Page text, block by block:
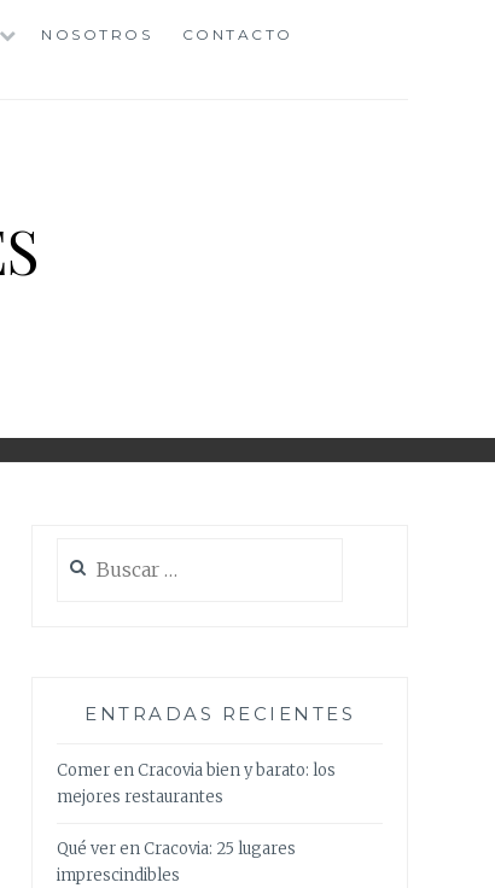
NOSOTROS
CONTACTO
ENTRADAS RECIENTES
Comer en Cracovia bien y barato: los
mejores restaurantes
Qué ver en Cracovia: 25 lugares
imprescindibles